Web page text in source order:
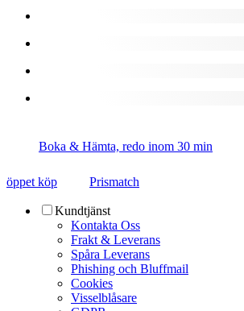
Boka & Hämta, redo inom 30 min
öppet köp Prismatch
Kundtjänst
Kontakta Oss
Frakt & Leverans
Spåra Leverans
Phishing och Bluffmail
Cookies
Visselblåsare